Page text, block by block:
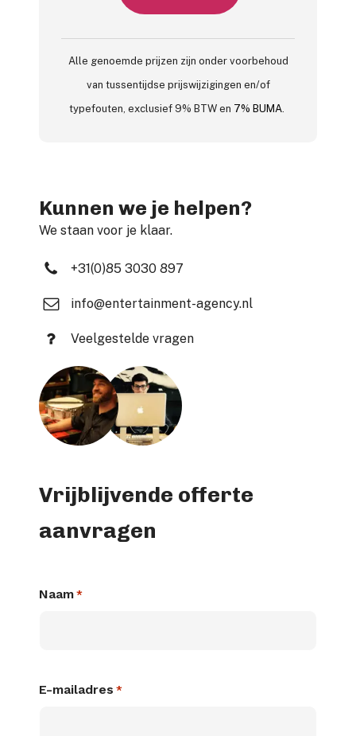
Alle genoemde prijzen zijn onder voorbehoud
van tussentijdse prijswijzigingen en/of
typefouten, exclusief 9% BTW en 7% BUMA.
Kunnen we je helpen?
We staan voor je klaar.
+31(0)85 3030 897
info@entertainment-agency.nl
Veelgestelde vragen
Vrijblijvende offerte
aanvragen
Naam *
E-mailadres *